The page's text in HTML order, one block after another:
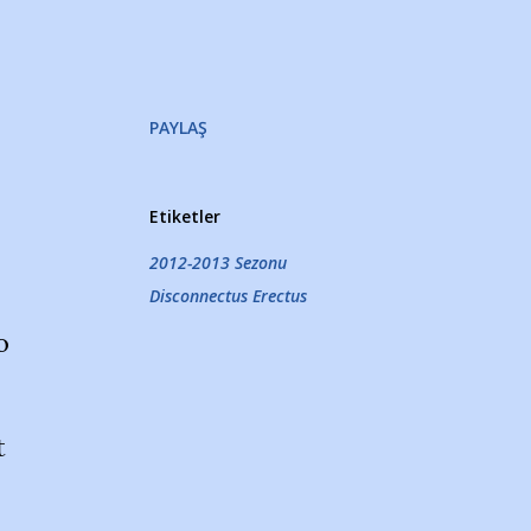
PAYLAŞ
Etiketler
2012-2013 Sezonu
Disconnectus Erectus